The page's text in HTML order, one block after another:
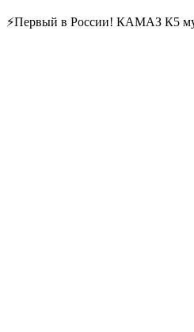
⚡Первый в России! КАМАЗ К5